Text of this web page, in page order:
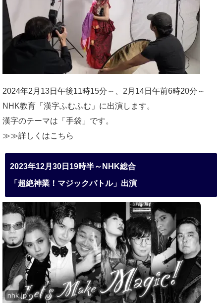
2024年2月13日午後11時15分～、2月14日午前6時20分～
NHK教育「漢字ふむふむ」に出演します。
漢字のテーマは「手袋」です。
≫≫詳しくはこちら
2023年12月30日19時半～NHK総合
「超絶神業！マジックバトル」出演